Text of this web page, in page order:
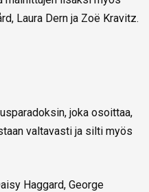
Laura Dern ja Zoë Kravitz.
joka osoittaa,
valtavasti ja silti myös
Haggard, George